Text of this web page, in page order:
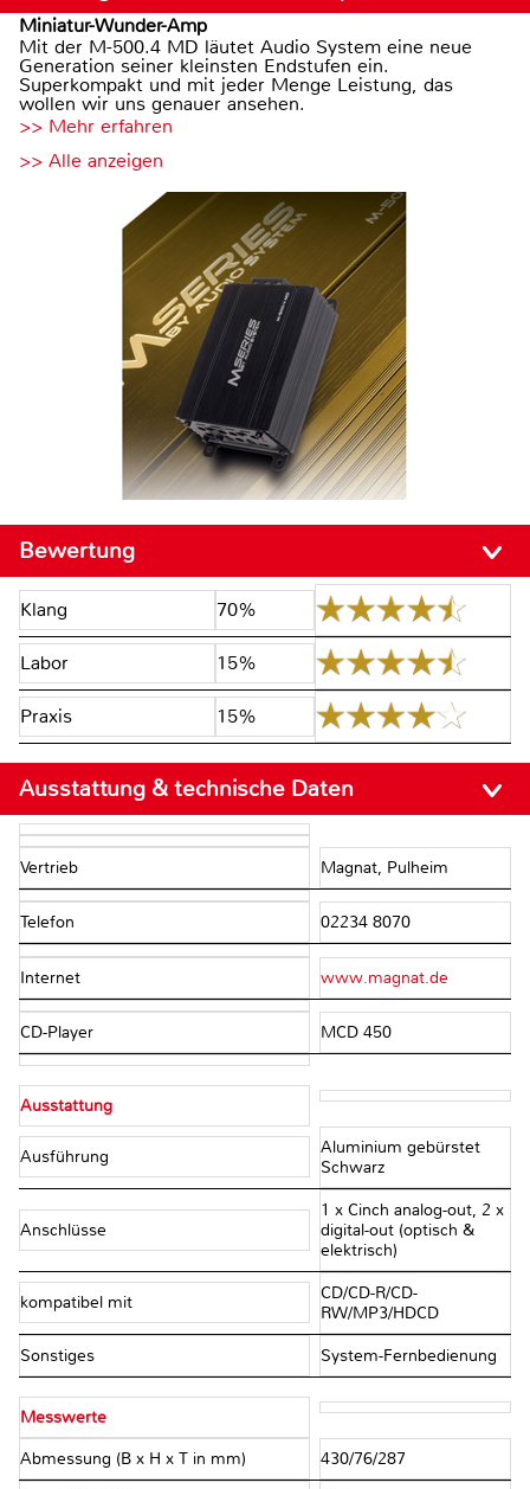
Miniatur-Wunder-Amp
Mit der M-500.4 MD läutet Audio System eine neue
Generation seiner kleinsten Endstufen ein.
Superkompakt und mit jeder Menge Leistung, das
wollen wir uns genauer ansehen.
>> Mehr erfahren
>> Alle anzeigen
Bewertung
Klang 70%
Labor 15%
Praxis 15%
Ausstattung & technische Daten
Vertrieb Magnat, Pulheim
Telefon 02234 8070
Internet www.magnat.de
CD-Player MCD 450
Ausstattung
Ausführung
Aluminium gebürstet
Schwarz
Anschlüsse
1 x Cinch analog-out, 2 x
digital-out (optisch &
elektrisch)
kompatibel mit
CD/CD-R/CD-
RW/MP3/HDCD
Sonstiges System-Fernbedienung
Messwerte
Abmessung (B x H x T in mm) 430/76/287